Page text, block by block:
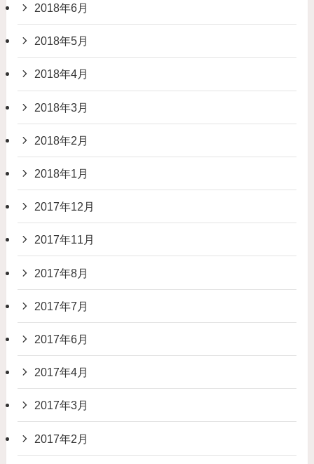
2018年6月
2018年5月
2018年4月
2018年3月
2018年2月
2018年1月
2017年12月
2017年11月
2017年8月
2017年7月
2017年6月
2017年4月
2017年3月
2017年2月